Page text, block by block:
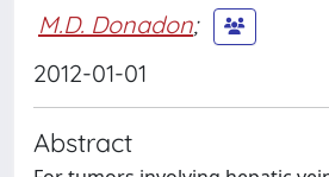
M.D. Donadon;
2012-01-01
Abstract